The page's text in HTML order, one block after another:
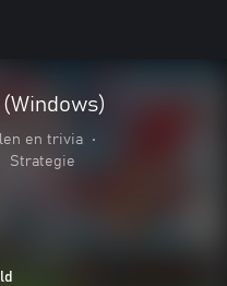
en trivia
•
Strategie